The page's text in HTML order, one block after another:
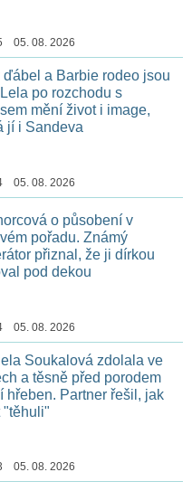
05. 08. 2026
ďábel a Barbie rodeo jsou
po rozchodu s
mění život i image,
jí i Sandeva
05. 08. 2026
o působení v
pořadu. Známý
přiznal, že ji dírkou
pod dekou
05. 08. 2026
Soukalová zdolala ve
a těsně před porodem
hřeben. Partner řešil, jak
"těhuli"
05. 08. 2026